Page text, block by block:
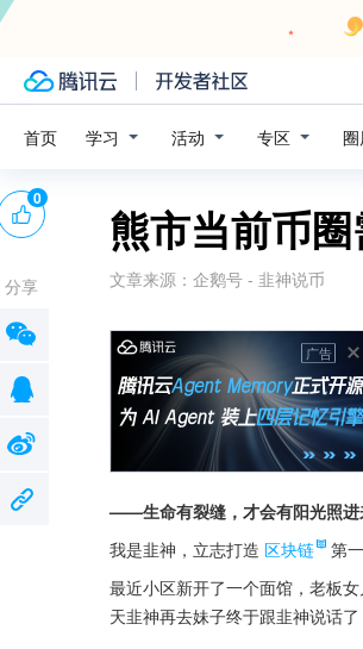
首页 学习 活动 专区
熊市当前币
文章来源： 企鹅号 - 韭神说币
广告
——生命有裂缝，才会有阳光照进
我是韭神，立志打造 区块链
第
最近小区新开了一个面馆，老板
天韭神再去妹子终于跟韭神说话
0
分享